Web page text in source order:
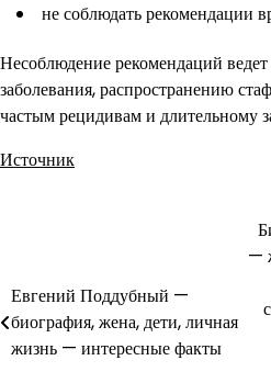
не соблюдать рекомендации
Несоблюдение рекомендаций
заболевания, распространению
частым рецидивам и длительному
Источник
записям
Евгений Поддубный —
биография, жена, дети, личная
жизнь — интересные факты
—